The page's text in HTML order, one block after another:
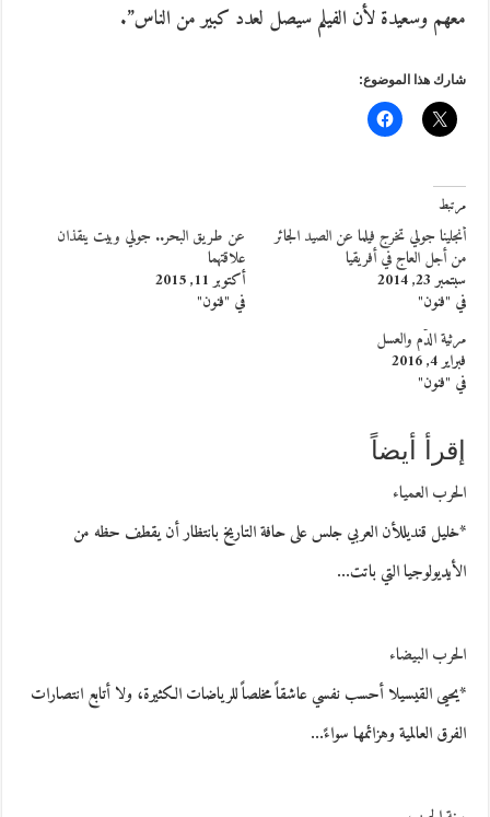
معهم وسعيدة لأن الفيلم سيصل لعدد كبير من الناس”.
شارك هذا الموضوع:
مرتبط
أنجلينا جولي تخرج فيلما عن الصيد الجائر
من أجل العاج في أفريقيا
سبتمبر 23, 2014
في "فنون"
عن طريق البحر.. جولي وبيت ينقذان
علاقتهما
أكتوبر 11, 2015
في "فنون"
مرثية الدَّم والعسل
فبراير 4, 2016
في "فنون"
إقرأ أيضاً
الحرب العمياء
*خليل قنديللأن العربي جلس على حافة التاريخ بانتظار أن يقطف حظه من
الأيديولوجيا التي باتت…
الحرب البيضاء
*يحيى القيسيلا أحسب نفسي عاشقاً مخلصاً للرياضات الكثيرة، ولا أتابع انتصارات
الفرق العالمية وهزائمها سواءً…